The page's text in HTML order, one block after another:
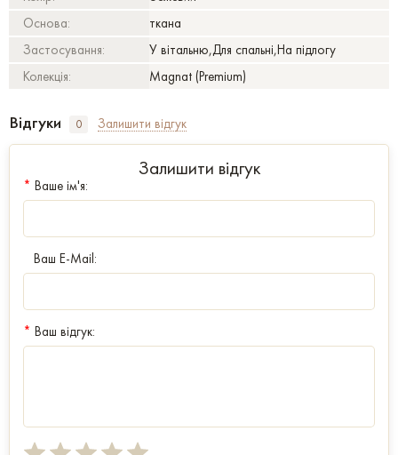
Основа:
ткана
Застосування:
У вітальню,Для спальні,На підлогу
Колекція:
Magnat (Premium)
Відгуки 0 Залишити відгук
Залишити відгук
* Ваше ім'я:
Ваш E-Mail:
* Ваш відгук: